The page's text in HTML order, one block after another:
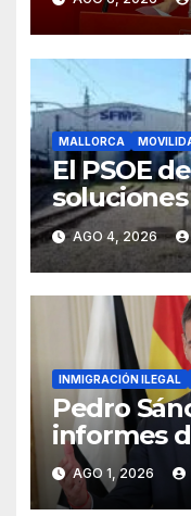
MALLORCA
El PSOE
tijeretazo
agosto
AGO 4, 2026
INMIGRACIÓN ILEGAL
Pedro
informes
alertaban
Ceuta
AGO 1, 2026